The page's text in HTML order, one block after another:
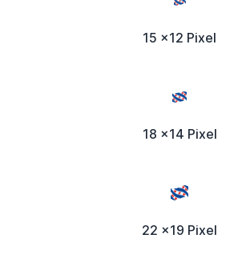
15 x12 Pixel
18 x14 Pixel
22 x19 Pixel